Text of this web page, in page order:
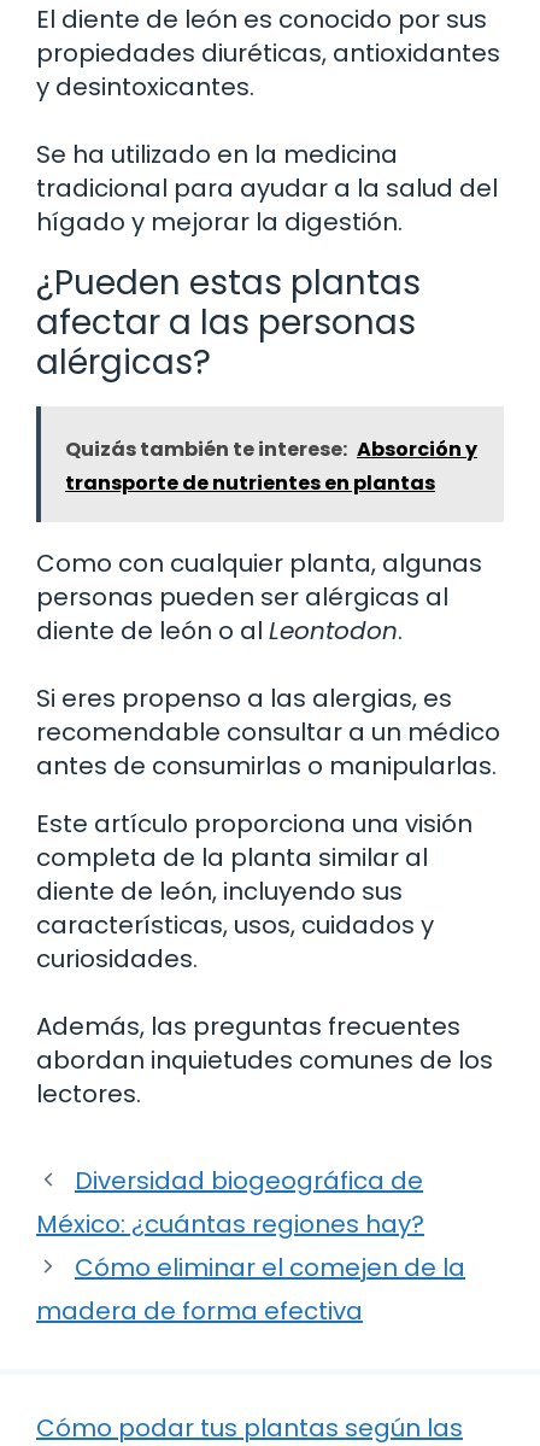
El diente de león es conocido por sus
propiedades diuréticas, antioxidantes
y desintoxicantes.
Se ha utilizado en la medicina
tradicional para ayudar a la salud del
hígado y mejorar la digestión.
¿Pueden estas plantas
afectar a las personas
alérgicas?
Quizás también te interese: Absorción y
transporte de nutrientes en plantas
Como con cualquier planta, algunas
personas pueden ser alérgicas al
diente de león o al Leontodon.
Si eres propenso a las alergias, es
recomendable consultar a un médico
antes de consumirlas o manipularlas.
Este artículo proporciona una visión
completa de la planta similar al
diente de león, incluyendo sus
características, usos, cuidados y
curiosidades.
Además, las preguntas frecuentes
abordan inquietudes comunes de los
lectores.
Diversidad biogeográfica de
México: ¿cuántas regiones hay?
Cómo eliminar el comejen de la
madera de forma efectiva
Cómo podar tus plantas según las